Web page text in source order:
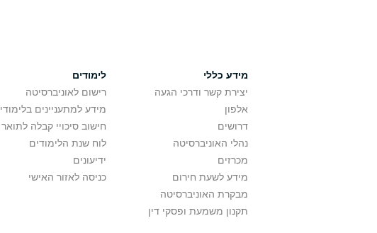
מידע כללי
יצירת קשר ודרכי הגעה
אלפון
דרושים
נהלי האוניברסיטה
מכרזים
מידע לשעת חירום
מבקרת האוניברסיטה
תקנון משמעת ופסקי דין
לימודים
רישום לאוניברסיטה
מידע למתעניינים
חישוב סיכויי קבלה
לוח שנת הלימודים
ידיעונים
כניסה לאזור האישי